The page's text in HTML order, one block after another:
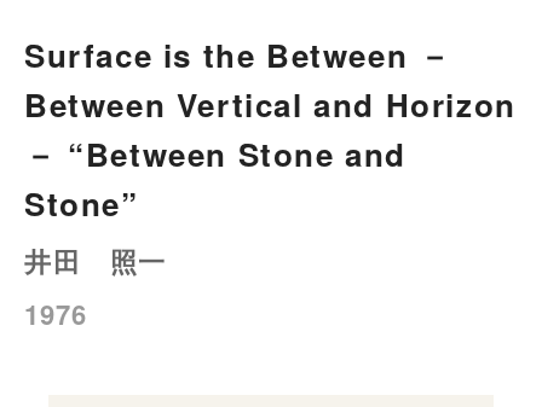
Surface is the Between －
Between Vertical and Horizon
－ “Between Stone and
Stone”
井田 照一
1976